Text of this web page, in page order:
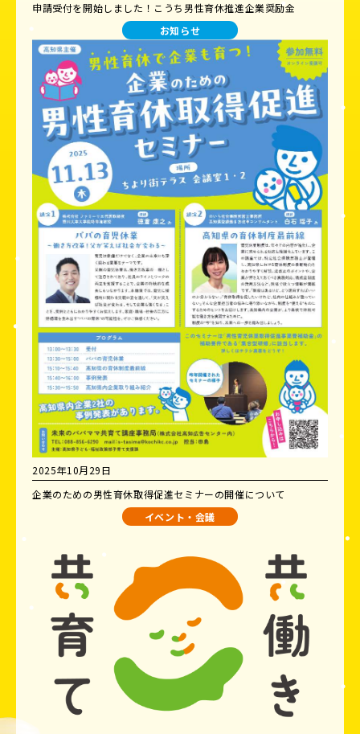
申請受付を開始しました！こうち男性育休推進企業奨励金
お知らせ
2025年10月29日
企業のための男性育休取得促進セミナーの開催について
イベント・会議